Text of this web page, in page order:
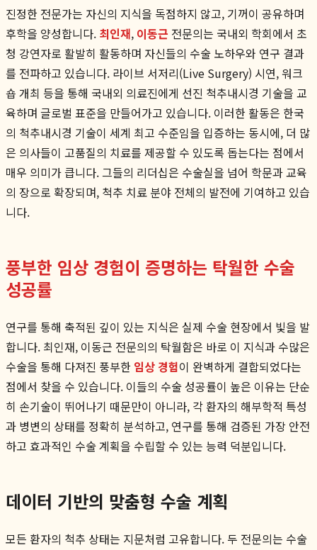
진정한 전문가는 자신의 지식을 독점하지 않고, 기꺼이 공유하며
후학을 양성합니다. 최인재, 이동근 전문의는 국내외 학회에서 초
청 강연자로 활발히 활동하며 자신들의 수술 노하우와 연구 결과
를 전파하고 있습니다. 라이브 서저리(Live Surgery) 시연, 워크
숍 개최 등을 통해 국내외 의료진에게 선진 척추내시경 기술을 교
육하며 글로벌 표준을 만들어가고 있습니다. 이러한 활동은 한국
의 척추내시경 기술이 세계 최고 수준임을 입증하는 동시에, 더 많
은 의사들이 고품질의 치료를 제공할 수 있도록 돕는다는 점에서
매우 의미가 큽니다. 그들의 리더십은 수술실을 넘어 학문과 교육
의 장으로 확장되며, 척추 치료 분야 전체의 발전에 기여하고 있습
니다.
풍부한 임상 경험이 증명하는 탁월한 수술
성공률
연구를 통해 축적된 깊이 있는 지식은 실제 수술 현장에서 빛을 발
합니다. 최인재, 이동근 전문의의 탁월함은 바로 이 지식과 수많은
수술을 통해 다져진 풍부한 임상 경험이 완벽하게 결합되었다는
점에서 찾을 수 있습니다. 이들의 수술 성공률이 높은 이유는 단순
히 손기술이 뛰어나기 때문만이 아니라, 각 환자의 해부학적 특성
과 병변의 상태를 정확히 분석하고, 연구를 통해 검증된 가장 안전
하고 효과적인 수술 계획을 수립할 수 있는 능력 덕분입니다.
데이터 기반의 맞춤형 수술 계획
모든 환자의 척추 상태는 지문처럼 고유합니다. 두 전문의는 수술